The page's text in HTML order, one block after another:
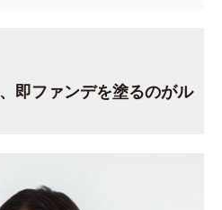
即ファンデを塗るのがル